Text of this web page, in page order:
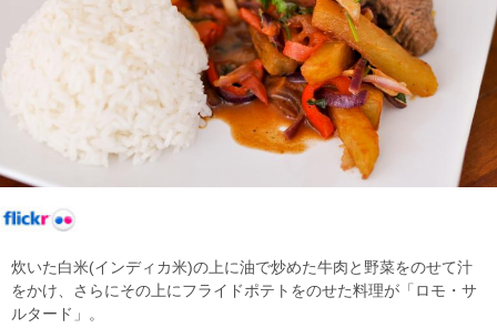
炊いた白米(インディカ米)の上に油で炒めた牛肉と野菜をのせて汁
をかけ、さらにその上にフライドポテトをのせた料理が「ロモ・サ
ルタード」。